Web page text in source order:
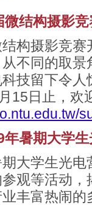
微结构摄影
构摄影竞
不同的取
技留下令
15日止，欢
年暑期大学
大学生光
观等活动
丰富热闹